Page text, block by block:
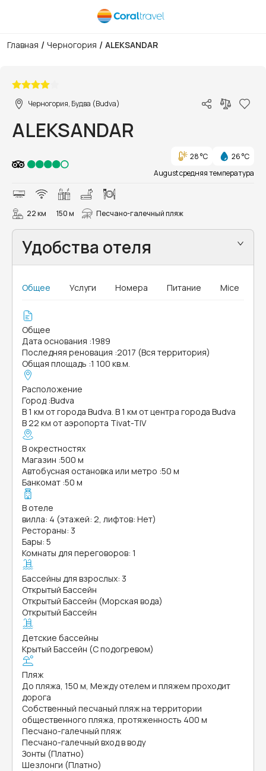
Главная / Черногория / ALEKSANDAR
Черногория, Будва (Budva)
ALEKSANDAR
28 °C
26 °C
August средняя температура
22 км 150 м Песчано-галечный пляж
Удобства отеля
Общее Услуги Номера Питание Mice
Общее
Дата основания :1989
Последняя реновация :2017 (Вся территория)
Общая площадь :1 100 кв.м.
Расположение
Город :Budva
В 1 км от города Budva. В 1 км от центра города Budva
В 22 км от аэропорта Tivat-TIV
В окрестностях
Магазин :500 м
Автобусная остановка или метро :50 м
Банкомат :50 м
В отеле
вилла: 4 (этажей: 2, лифтов: Нет)
Рестораны: 3
Бары: 5
Комнаты для переговоров: 1
Бассейны для взрослых: 3
Открытый Бассейн
Открытый Бассейн (Морская вода)
Открытый Бассейн
Детские бассейны
Крытый Бассейн (С подогревом)
Пляж
До пляжа, 150 м, Между отелем и пляжем проходит
дорога
Собственный песчаный пляж на территории
общественного пляжа, протяженность 400 м
Песчано-галечный пляж
Песчано-галечный вход в воду
Зонты (Платно)
Шезлонги (Платно)